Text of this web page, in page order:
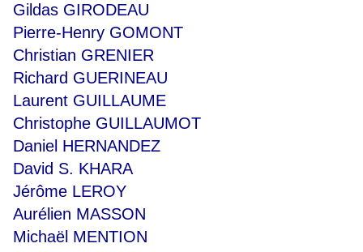
Gildas GIRODEAU
Pierre-Henry GOMONT
Christian GRENIER
Richard GUERINEAU
Laurent GUILLAUME
Christophe GUILLAUMOT
Daniel HERNANDEZ
David S. KHARA
Jérôme LEROY
Aurélien MASSON
Michaël MENTION